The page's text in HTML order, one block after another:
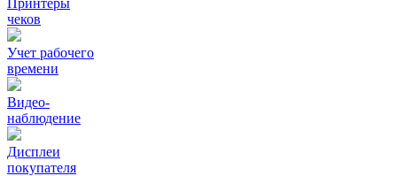
Принтеры
чеков
Учет рабочего
времени
Видео‑
наблюдение
Дисплеи
покупателя